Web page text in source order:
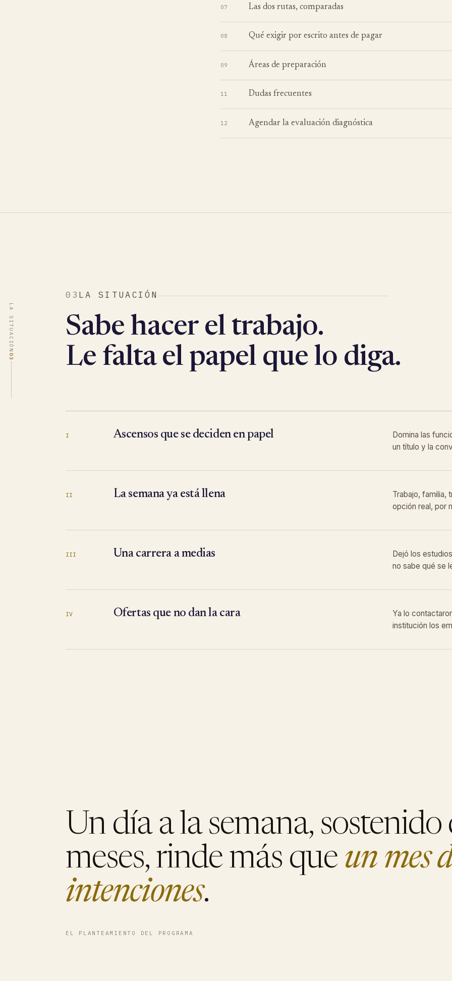
LA SITUACIÓN
03
07 Las dos rutas, comparadas
08 Qué exigir por escrito antes de pagar
09 Áreas de preparación
11 Dudas frecuentes
12 Agendar la evaluación diagnóstica
03 LA SITUACIÓN
Sabe hacer el trabajo.
Le falta el papel que lo diga.
I Ascensos que se deciden en papel
Domina las
un título y la
II La semana ya está llena
Trabajo, familia,
opción real, por
III Una carrera a medias
Dejó los
no sabe qué se
IV Ofertas que no dan la cara
Ya lo
institución los
Un día a la semana,
meses, rinde más que un mes
intenciones.
EL PLANTEAMIENTO DEL PROGRAMA